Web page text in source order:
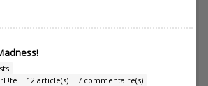
| 12 article(s) | 7 commentaire(s)